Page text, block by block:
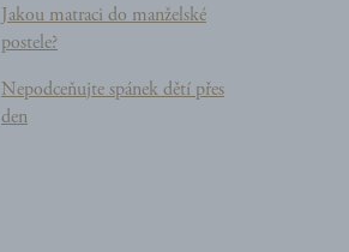
Jakou matraci do manželské
postele?
Nepodceňujte spánek dětí přes
den